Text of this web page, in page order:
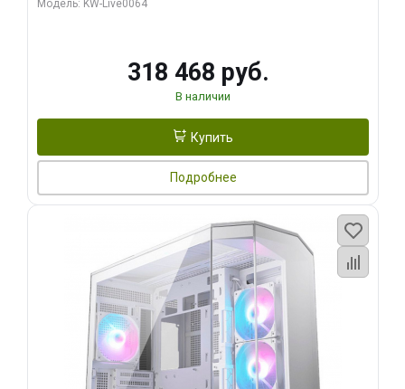
Модель: KW-Live0064
318 468 руб.
В наличии
Купить
Подробнее